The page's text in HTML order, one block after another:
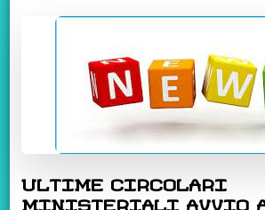
ULTIME CIRCOLARI
MINISTERIALI AVVIO